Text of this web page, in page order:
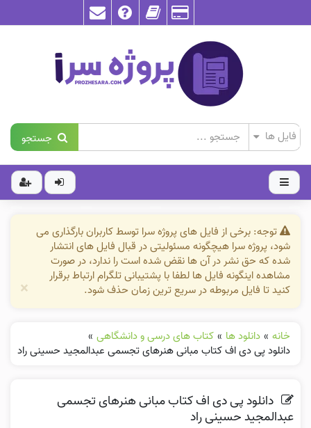
جستجو
توجه: برخی از فایل های پروژه سرا توسط کاربران بارگذاری می
شود، پروژه سرا هیچگونه مسئولیتی در قبال فایل های انتشار
شده که حق نشر در آن ها نقض شده است را ندارد، در صورت
مشاهده اینگونه فایل ها لطفا با پشتیبانی تلگرام ارتباط برقرار
کنید تا فایل مربوطه در سریع ترین زمان حذف شود.
×
خانه » دانلود ها » کتاب های درسی و دانشگاهی »
دانلود پی دی اف کتاب مبانی هنرهای تجسمی عبدالمجید حسینی راد
دانلود پی دی اف کتاب مبانی هنرهای تجسمی
عبدالمجید حسینی راد